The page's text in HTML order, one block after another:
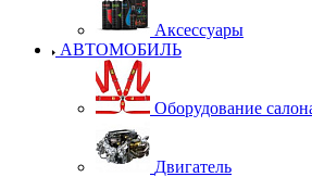
Аксессуары
АВТОМОБИЛЬ
Оборудование
Двигатель